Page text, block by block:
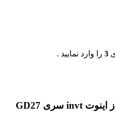
3 را وارد نمایید .